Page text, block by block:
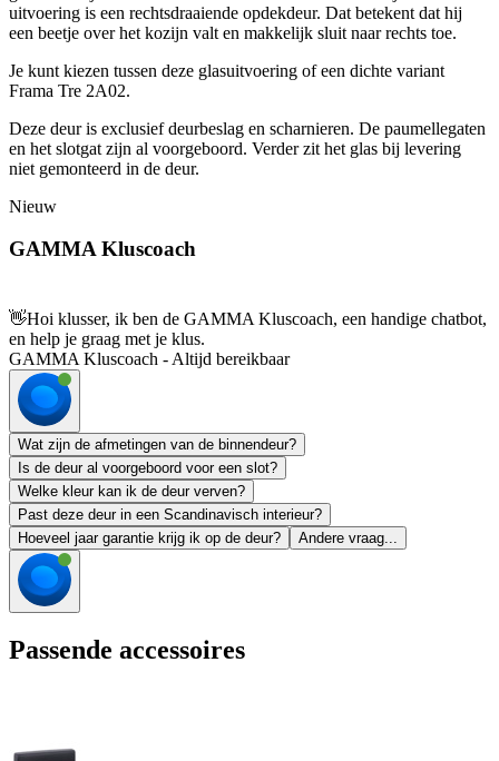
uitvoering is een rechtsdraaiende opdekdeur. Dat betekent dat hij
een beetje over het kozijn valt en makkelijk sluit naar rechts toe.
Je kunt kiezen tussen deze glasuitvoering of een dichte variant
Frama Tre 2A02.
Deze deur is exclusief deurbeslag en scharnieren. De paumellegaten
en het slotgat zijn al voorgeboord. Verder zit het glas bij levering
niet gemonteerd in de deur.
Nieuw
GAMMA Kluscoach
👋Hoi klusser, ik ben de GAMMA Kluscoach, een handige chatbot,
en help je graag met je klus.
GAMMA Kluscoach - Altijd bereikbaar
Wat zijn de afmetingen van de binnendeur?
Is de deur al voorgeboord voor een slot?
Welke kleur kan ik de deur verven?
Past deze deur in een Scandinavisch interieur?
Hoeveel jaar garantie krijg ik op de deur?
Andere vraag...
Passende accessoires